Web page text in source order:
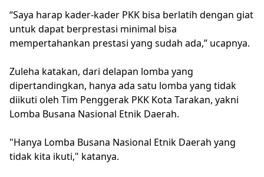
“Saya harap kader-kader PKK bisa berlatih dengan giat
untuk dapat berprestasi minimal bisa
mempertahankan prestasi yang sudah ada,” ucapnya.
Zuleha katakan, dari delapan lomba yang
dipertandingkan, hanya ada satu lomba yang tidak
diikuti oleh Tim Penggerak PKK Kota Tarakan, yakni
Lomba Busana Nasional Etnik Daerah.
"Hanya Lomba Busana Nasional Etnik Daerah yang
tidak kita ikuti," katanya.